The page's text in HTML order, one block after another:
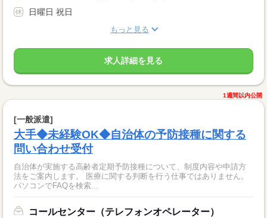
日曜日 祝日
もっと見る
求人詳細を見る
1週間以内公開
[一般派遣]
大手◆未経験OK◆自治体の予防接種に関する
問い合わせ受付
自治体が実施する高齢者定期予防接種について、制度内容や申請方
法をご案内します。 医療に関する判断を行う仕事ではありません。
パソコンでFAQを検索...
コールセンター（テレフォンオペレーター）